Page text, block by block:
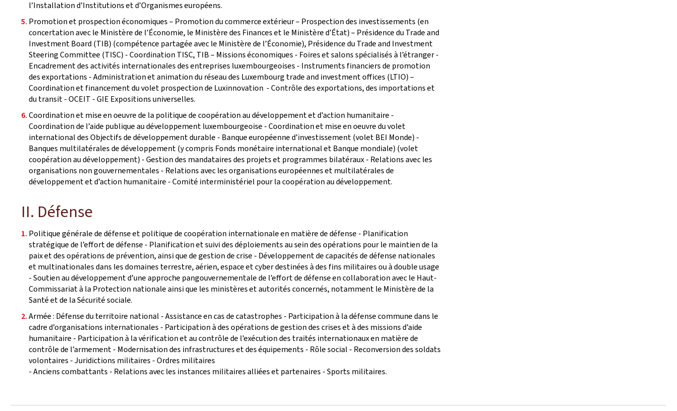
l’Installation d’Institutions et d’Organismes européens.
Promotion et prospection économiques – Promotion du commerce extérieur – Prospection des investissements (en
concertation avec le Ministère de l’Économie, le Ministère des Finances et le Ministère d’État) – Présidence du Trade and
Investment Board (TIB) (compétence partagée avec le Ministère de l’Économie), Présidence du Trade and Investment
Steering Committee (TISC) - Coordination TISC, TIB – Missions économiques - Foires et salons spécialisés à l’étranger -
Encadrement des activités internationales des entreprises luxembourgeoises - Instruments financiers de promotion
des exportations - Administration et animation du réseau des Luxembourg trade and investment offices (LTIO) –
Coordination et financement du volet prospection de Luxinnovation - Contrôle des exportations, des importations et
du transit - OCEIT - GIE Expositions universelles.
Coordination et mise en oeuvre de la politique de coopération au développement et d’action humanitaire -
Coordination de l’aide publique au développement luxembourgeoise - Coordination et mise en oeuvre du volet
international des Objectifs de développement durable - Banque européenne d’investissement (volet BEI Monde) -
Banques multilatérales de développement (y compris Fonds monétaire international et Banque mondiale) (volet
coopération au développement) - Gestion des mandataires des projets et programmes bilatéraux - Relations avec les
organisations non gouvernementales - Relations avec les organisations européennes et multilatérales de
développement et d’action humanitaire - Comité interministériel pour la coopération au développement.
II. Défense
Politique générale de défense et politique de coopération internationale en matière de défense - Planification
stratégique de l’effort de défense - Planification et suivi des déploiements au sein des opérations pour le maintien de la
paix et des opérations de prévention, ainsi que de gestion de crise - Développement de capacités de défense nationales
et multinationales dans les domaines terrestre, aérien, espace et cyber destinées à des fins militaires ou à double usage
- Soutien au développement d’une approche pangouvernementale de l’effort de défense en collaboration avec le Haut-
Commissariat à la Protection nationale ainsi que les ministères et autorités concernés, notamment le Ministère de la
Santé et de la Sécurité sociale.
Armée : Défense du territoire national - Assistance en cas de catastrophes - Participation à la défense commune dans le
cadre d’organisations internationales - Participation à des opérations de gestion des crises et à des missions d’aide
humanitaire - Participation à la vérification et au contrôle de l’exécution des traités internationaux en matière de
contrôle de l’armement - Modernisation des infrastructures et des équipements - Rôle social - Reconversion des soldats
volontaires - Juridictions militaires - Ordres militaires
- Anciens combattants - Relations avec les instances militaires alliées et partenaires - Sports militaires.